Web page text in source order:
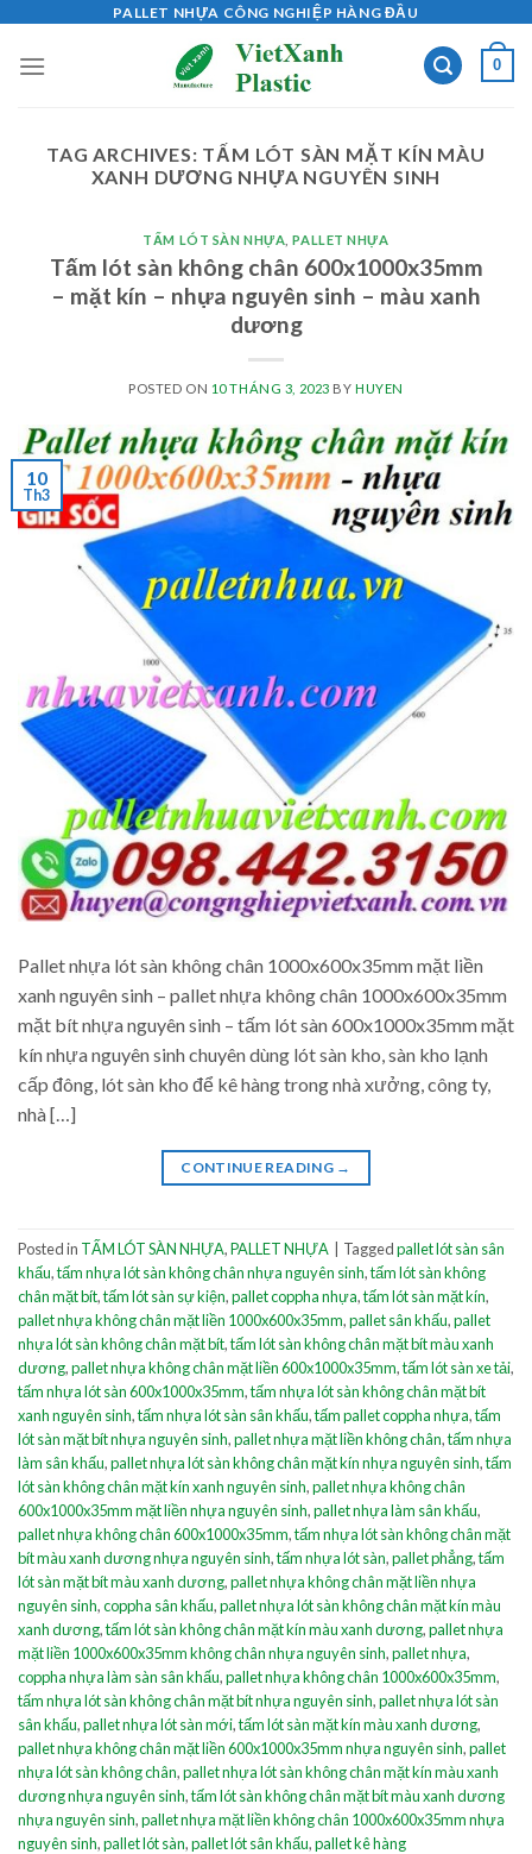
content
PALLET NHỰA CÔNG NGHIỆP HÀNG ĐẦU
0
TAG ARCHIVES: TẤM LÓT SÀN MẶT KÍN MÀU
XANH DƯƠNG NHỰA NGUYÊN SINH
TẤM LÓT SÀN NHỰA ,PALLET NHỰA
Tấm lót sàn không chân 600x1000x35mm
– mặt kín – nhựa nguyên sinh – màu xanh
dương
POSTED ON 10 THÁNG 3, 2023 BY HUYEN
10
Th3
Pallet nhựa lót sàn không chân 1000x600x35mm mặt liền
xanh nguyên sinh – pallet nhựa không chân 1000x600x35mm
mặt bít nhựa nguyên sinh – tấm lót sàn 600x1000x35mm mặt
kín nhựa nguyên sinh chuyên dùng lót sàn kho, sàn kho lạnh
cấp đông, lót sàn kho để kê hàng trong nhà xưởng, công ty,
nhà […]
CONTINUE READING →
Posted in TẤM LÓT SÀN NHỰA,PALLET NHỰA Taggedpallet lót sàn sân
khấu,tấm nhựa lót sàn không chân nhựa nguyên sinh,tấm lót sàn không
chân mặt bít,tấm lót sàn sự kiện,pallet coppha nhựa,tấm lót sàn mặt kín,
pallet nhựa không chân mặt liền 1000x600x35mm,pallet sân khấu,pallet
nhựa lót sàn không chân mặt bít,tấm lót sàn không chân mặt bít màu xanh
dương,pallet nhựa không chân mặt liền 600x1000x35mm,tấm lót sàn xe tải,
tấm nhựa lót sàn 600x1000x35mm,tấm nhựa lót sàn không chân mặt bít
xanh nguyên sinh,tấm nhựa lót sàn sân khấu,tấm pallet coppha nhựa,tấm
lót sàn mặt bít nhựa nguyên sinh,pallet nhựa mặt liền không chân,tấm nhựa
làm sân khấu,pallet nhựa lót sàn không chân mặt kín nhựa nguyên sinh,tấm
lót sàn không chân mặt kín xanh nguyên sinh,pallet nhựa không chân
600x1000x35mm mặt liền nhựa nguyên sinh,pallet nhựa làm sân khấu,
pallet nhựa không chân 600x1000x35mm,tấm nhựa lót sàn không chân mặt
bít màu xanh dương nhựa nguyên sinh,tấm nhựa lót sàn,pallet phẳng,tấm
lót sàn mặt bít màu xanh dương,pallet nhựa không chân mặt liền nhựa
nguyên sinh,coppha sân khấu,pallet nhựa lót sàn không chân mặt kín màu
xanh dương,tấm lót sàn không chân mặt kín màu xanh dương,pallet nhựa
mặt liền 1000x600x35mm không chân nhựa nguyên sinh,pallet nhựa,
coppha nhựa làm sàn sân khấu,pallet nhựa không chân 1000x600x35mm,
tấm nhựa lót sàn không chân mặt bít nhựa nguyên sinh,pallet nhựa lót sàn
sân khấu,pallet nhựa lót sàn mới,tấm lót sàn mặt kín màu xanh dương,
pallet nhựa không chân mặt liền 600x1000x35mm nhựa nguyên sinh,pallet
nhựa lót sàn không chân,pallet nhựa lót sàn không chân mặt kín màu xanh
dương nhựa nguyên sinh,tấm lót sàn không chân mặt bít màu xanh dương
nhựa nguyên sinh,pallet nhựa mặt liền không chân 1000x600x35mm nhựa
nguyên sinh,pallet lót sàn,pallet lót sân khấu,pallet kê hàng